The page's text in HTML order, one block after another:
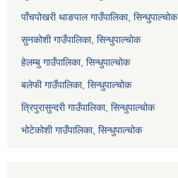
पाँचपोखरी थाङपाल गाउँपालिका, सिन्धुपाल्चोक
सुनकोशी गाउँपालिका, सिन्धुपाल्चोक
हेलम्बु गाउँपालिका, सिन्धुपाल्चोक
बलेफी गाउँपालिका, सिन्धुपाल्चोक
त्रिपुरासुन्दरी गाउँपालिका, सिन्धुपाल्चोक
भोटेकोशी गाउँपालिका, सिन्धुपाल्चोक